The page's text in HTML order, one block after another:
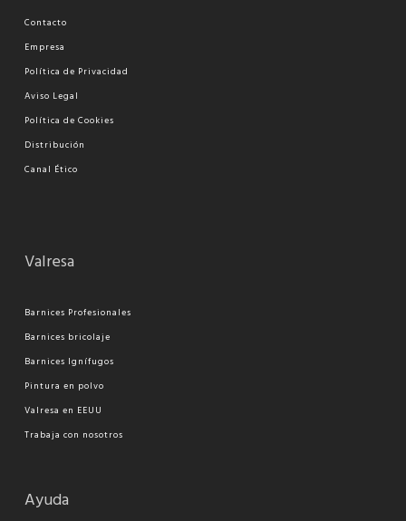
Contacto
Empresa
Política de Privacidad
Aviso Legal
Política de Cookies
Distribución
Canal Ético
Valresa
Barnices Profesionales
Barnices bricolaje
Barnices Ignífugos
Pintura en polvo
Valresa en EEUU
Trabaja con nosotros
Ayuda